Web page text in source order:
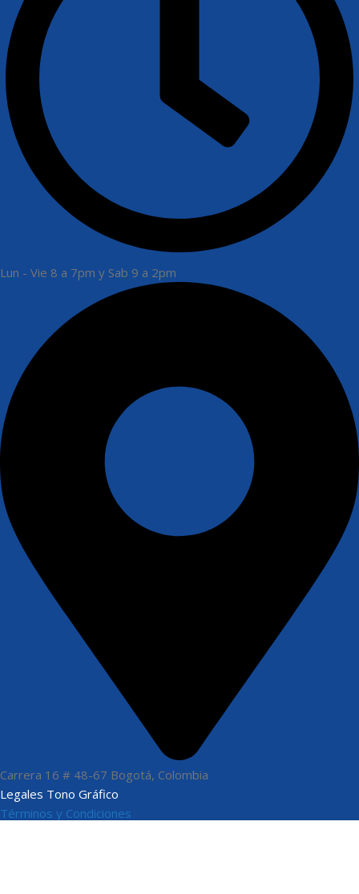
Lun - Vie 8 a 7pm y Sab 9 a 2pm
Carrera 16 # 48-67 Bogotá, Colombia
Legales Tono Gráfico
Términos y Condiciones